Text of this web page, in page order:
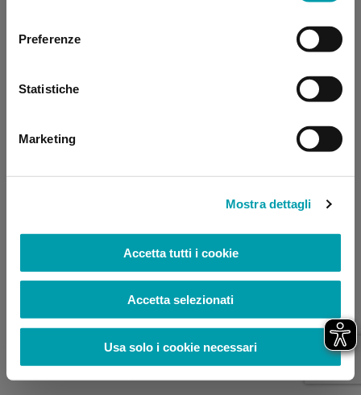
Preferenze
Statistiche
Marketing
Mostra dettagli
Accetta tutti i cookie
Accetta selezionati
Usa solo i cookie necessari
Application error: a client-side exception has occurred (see the
browser console for more information)